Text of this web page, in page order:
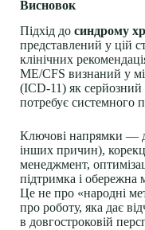
Висновок
Підхід до синдрому
представлений у цій
клінічних
ME/CFS визнаний у
(ICD-11) як
потребує системного
Ключові напрямки —
інших причин),
менеджмент,
підтримка і обережна
Це не про «народні
про роботу, яка дає
в довгостроковій